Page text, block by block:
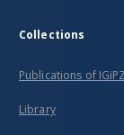
Collections
Publications of
Library